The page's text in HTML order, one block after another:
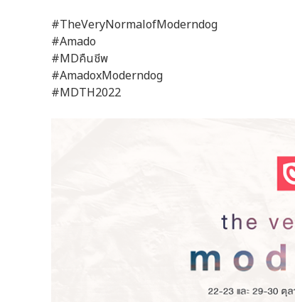
#TheVeryNormalofModerndog
#Amado
#MDคืนชีพ
#AmadoxModerndog
#MDTH2022